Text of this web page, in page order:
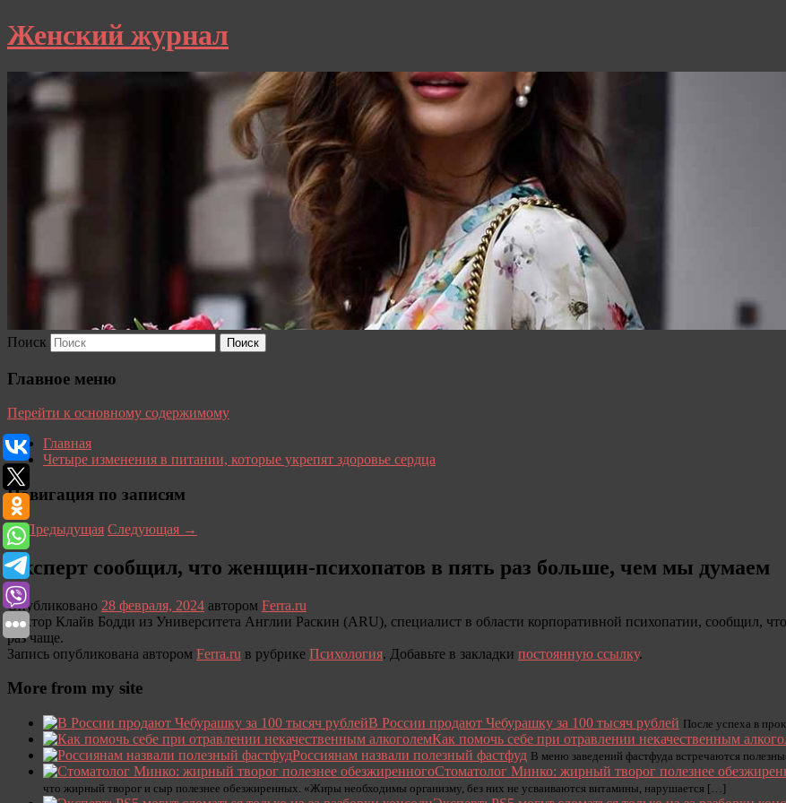
Женский журнал
Поиск
Главное меню
Перейти к основному содержимому
Главная
Четыре изменения в питании, которые укрепят здоровье сердца
Навигация по записям
←Предыдущая Следующая →
Эксперт сообщил, что женщин-психопатов в пять раз больше, чем мы думаем
Опубликовано 28 февраля, 2024 автором Ferra.ru
Доктор Клайв Бодди из Университета Англии Раскин (ARU), специалист в области корпоративной психопатии, сообщил,
раз чаще.
Запись опубликована автором Ferra.ru в рубрике Психология. Добавьте в закладки постоянную ссылку.
More from my site
В России продают Чебурашку за 100 тысяч рублей После успеха в
Как помочь себе при отравлении некачественным
Россиянам назвали полезный фастфуд В меню заведений фастфуда встречаются
Стоматолог Минко: жирный творог полезнее
что жирный творог и сыр полезнее обезжиренных. «Жиры необходимы организму, без них не усваиваются витамины, нарушается […]